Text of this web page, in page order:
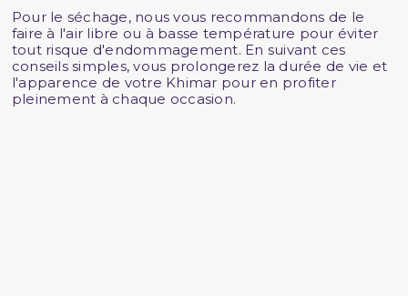
Pour le séchage, nous vous recommandons de le
faire à l'air libre ou à basse température pour éviter
tout risque d'endommagement. En suivant ces
conseils simples, vous prolongerez la durée de vie et
l'apparence de votre Khimar pour en profiter
pleinement à chaque occasion.